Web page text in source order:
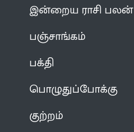
இன்றைய ராசி பலன்
பஞ்சாங்கம்
பக்தி
பொழுதுப்போக்கு
குற்றம்